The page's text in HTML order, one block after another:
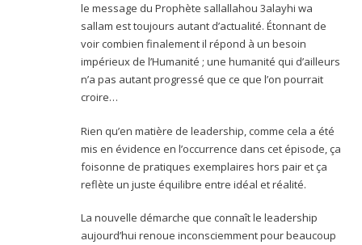
le message du Prophète sallallahou 3alayhi wa
sallam est toujours autant d’actualité. Étonnant de
voir combien finalement il répond à un besoin
impérieux de l’Humanité ; une humanité qui d’ailleurs
n’a pas autant progressé que ce que l’on pourrait
croire…
Rien qu’en matière de leadership, comme cela a été
mis en évidence en l’occurrence dans cet épisode, ça
foisonne de pratiques exemplaires hors pair et ça
reflète un juste équilibre entre idéal et réalité.
La nouvelle démarche que connaît le leadership
aujourd’hui renoue inconsciemment pour beaucoup